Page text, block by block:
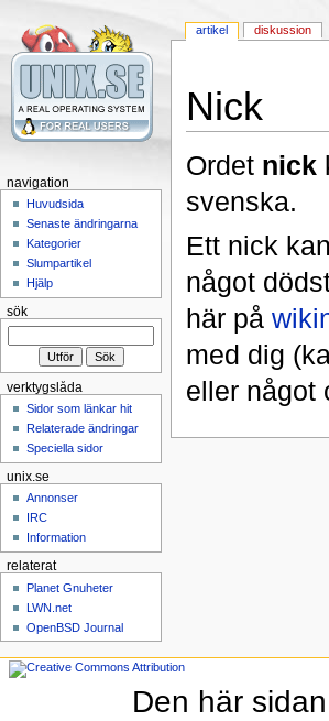
Nick
Ordet nick
svenska.
Ett nick
något
här på
med dig
eller något
artikel diskussion
navigation
Huvudsida
Senaste ändringarna
Kategorier
Slumpartikel
Hjälp
sök
verktygslåda
Sidor som länkar hit
Relaterade ändringar
Speciella sidor
unix.se
Annonser
IRC
Information
relaterat
Planet Gnuheter
LWN.net
OpenBSD Journal
Den här